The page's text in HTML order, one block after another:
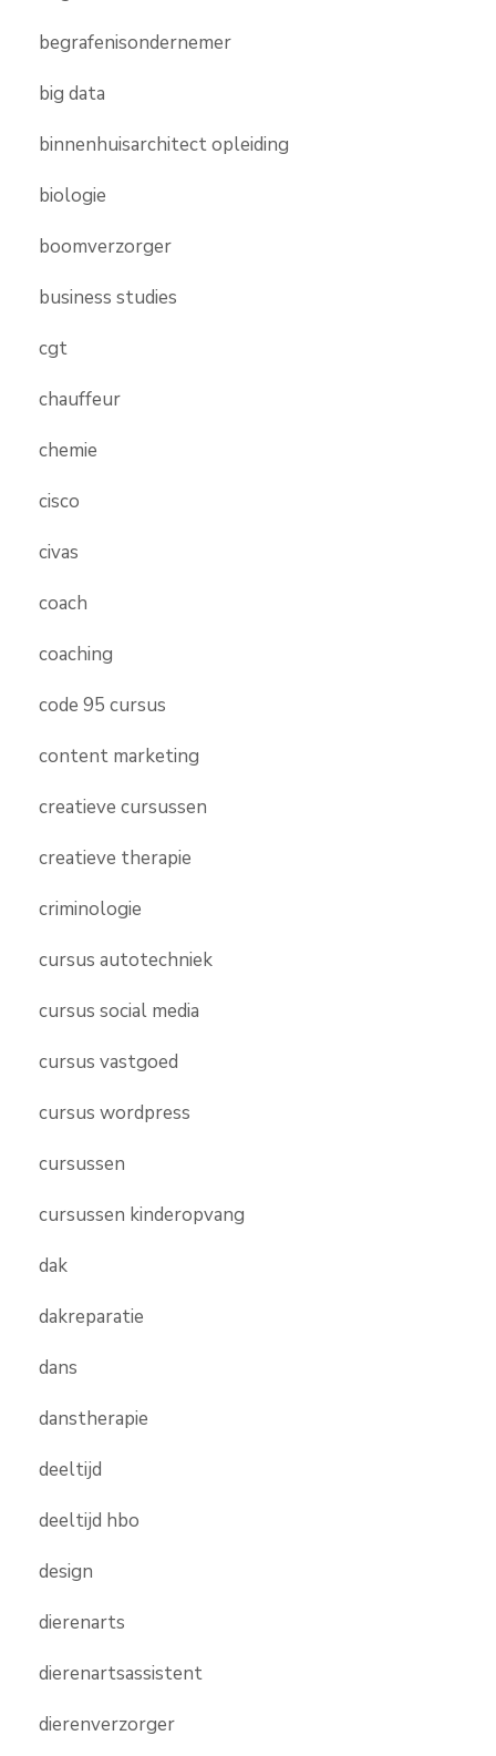
begrafenisondernemer
big data
binnenhuisarchitect opleiding
biologie
boomverzorger
business studies
cgt
chauffeur
chemie
cisco
civas
coach
coaching
code 95 cursus
content marketing
creatieve cursussen
creatieve therapie
criminologie
cursus autotechniek
cursus social media
cursus vastgoed
cursus wordpress
cursussen
cursussen kinderopvang
dak
dakreparatie
dans
danstherapie
deeltijd
deeltijd hbo
design
dierenarts
dierenartsassistent
dierenverzorger